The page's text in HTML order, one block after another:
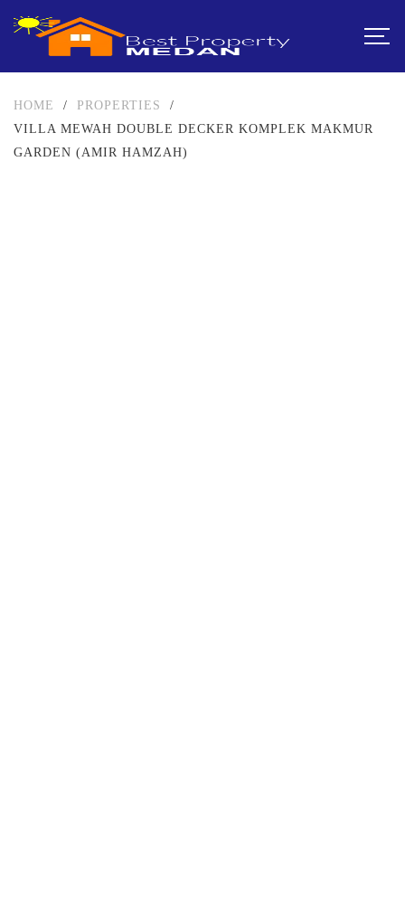
HOME / PROPERTIES
/
VILLA MEWAH DOUBLE DECKER KOMPLEK MAKMUR
GARDEN (AMIR HAMZAH)